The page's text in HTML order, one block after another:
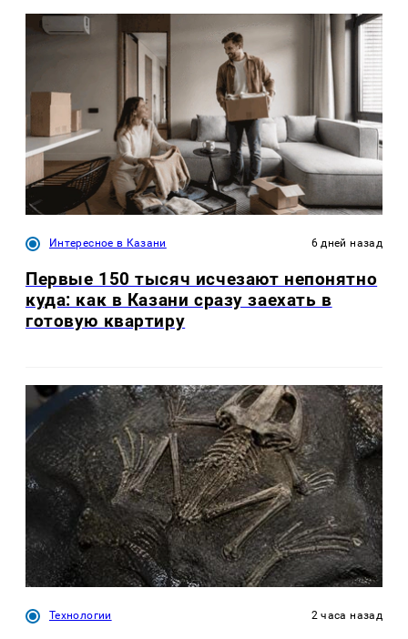
Интересное в Казани 6 дней назад
Первые 150 тысяч исчезают непонятно
куда: как в Казани сразу заехать в
готовую квартиру
Технологии 2 часа назад